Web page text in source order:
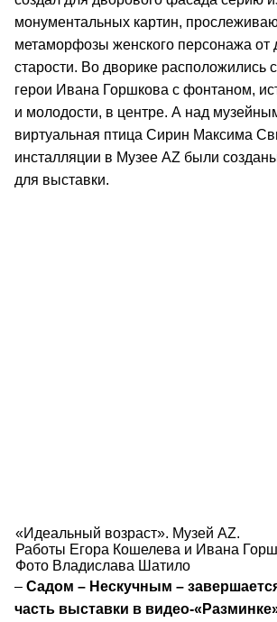
монументальных картин,
метаморфозы женского персонажа от
старости. Во дворике расположились
герои Ивана Горшкова с фонтаном,
и молодости, в центре. А над
виртуальная птица Сирин Максима
инсталляции в Музее AZ были
для выставки.
«Идеальный возраст». Музей AZ.
Работы Егора Кошелева и Ивана
Фото Владислава Шатило
– Садом – Нескучным –
часть выставки в видео-